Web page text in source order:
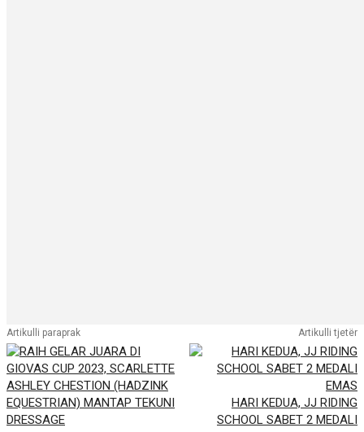
Artikulli paraprak Artikulli tjetër
HARI KEDUA, JJ RIDING
SCHOOL SABET 2 MEDALI